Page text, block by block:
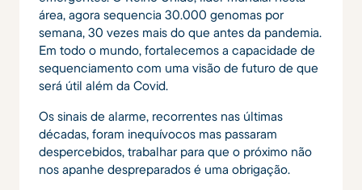
área, agora sequencia 30.000 genomas por
semana, 30 vezes mais do que antes da pandemia.
Em todo o mundo, fortalecemos a capacidade de
sequenciamento com uma visão de futuro de que
será útil além da Covid.
Os sinais de alarme, recorrentes nas últimas
décadas, foram inequívocos mas passaram
despercebidos, trabalhar para que o próximo não
nos apanhe despreparados é uma obrigação.